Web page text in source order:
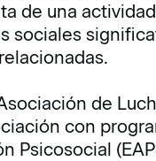
de una
sociales
de
con
Psicosocial